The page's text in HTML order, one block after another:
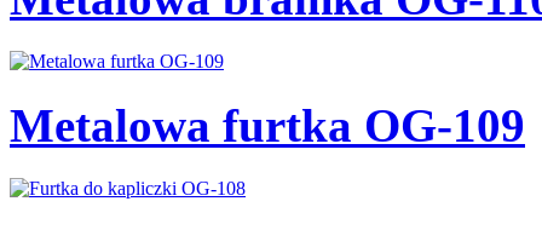
Metalowa furtka OG-109